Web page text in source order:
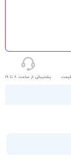
پشتیبانی از ساعت 8 تا 19